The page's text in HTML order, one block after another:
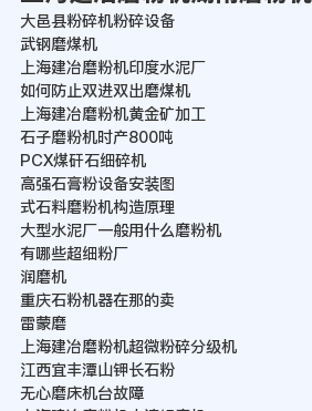
大邑县粉碎机粉碎设备
武钢磨煤机
上海建冶磨粉机印度水泥厂
如何防止双进双出磨煤机
上海建冶磨粉机黄金矿加工
石子磨粉机时产800吨
PCX煤矸石细碎机
高强石膏粉设备安装图
式石料磨粉机构造原理
大型水泥厂一般用什么磨粉机
有哪些超细粉厂
润磨机
重庆石粉机器在那的卖
雷蒙磨
上海建冶磨粉机超微粉碎分级机
江西宜丰潭山钾长石粉
无心磨床机台故障